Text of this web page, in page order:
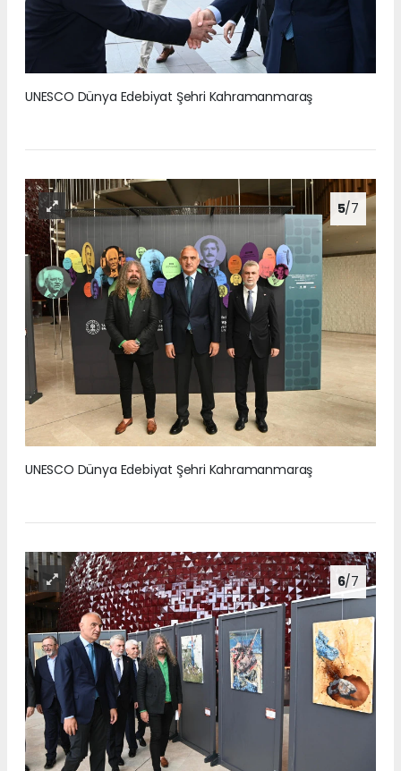
UNESCO Dünya Edebiyat Şehri Kahramanmaraş
5/7
UNESCO Dünya Edebiyat Şehri Kahramanmaraş
6/7